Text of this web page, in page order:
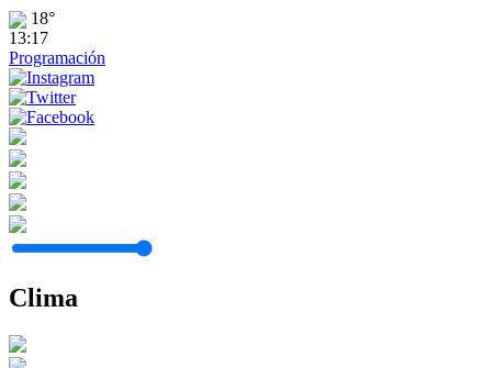
18°
13:17
Programación
Clima